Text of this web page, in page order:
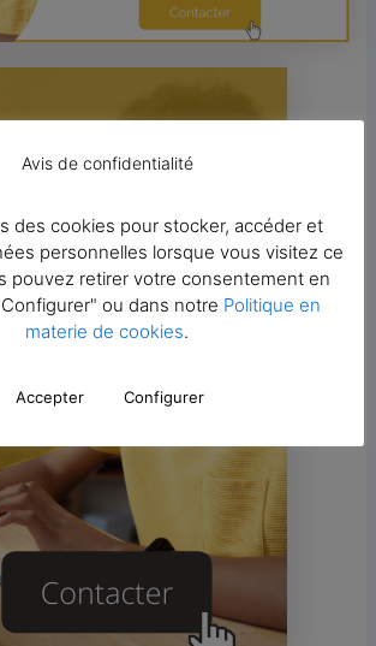
Avis de confidentialité
des cookies pour stocker, accéder et
personnelles lorsque vous visitez ce
pouvez retirer votre consentement en
ou dans notre Politique en
materie de cookies.
Accepter Configurer